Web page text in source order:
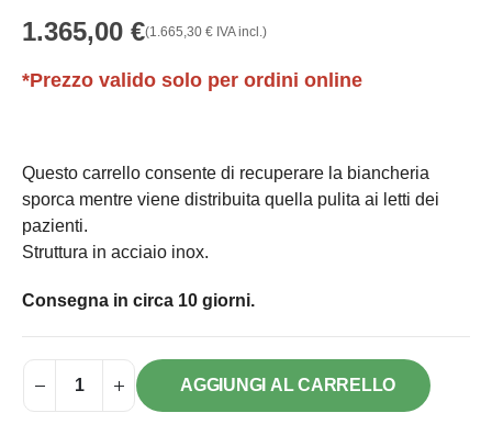
1.365,00 €(1.665,30 € IVA incl.)
*Prezzo valido solo per ordini online
Questo carrello consente di recuperare la biancheria
sporca mentre viene distribuita quella pulita ai letti dei
pazienti.
Struttura in acciaio inox.
Consegna in circa 10 giorni.
AGGIUNGI AL CARRELLO